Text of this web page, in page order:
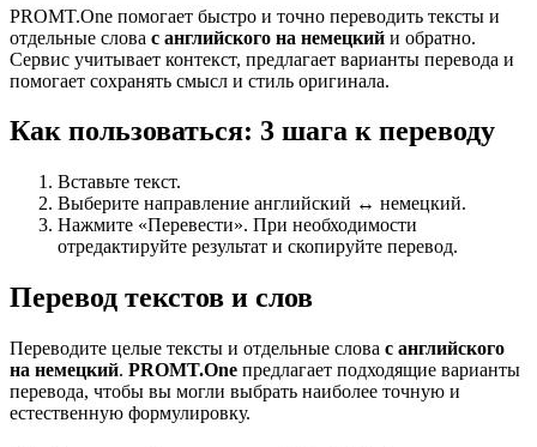
PROMT.One помогает быстро и точно переводить тексты и
отдельные слова с английского на немецкий и обратно.
Сервис учитывает контекст, предлагает варианты перевода и
помогает сохранять смысл и стиль оригинала.
Как пользоваться: 3 шага к переводу
Вставьте текст.
Выберите направление английский ↔ немецкий.
Нажмите «Перевести». При необходимости
отредактируйте результат и скопируйте перевод.
Перевод текстов и слов
Переводите целые тексты и отдельные слова с английского
на немецкий. PROMT.One предлагает подходящие варианты
перевода, чтобы вы могли выбрать наиболее точную и
естественную формулировку.